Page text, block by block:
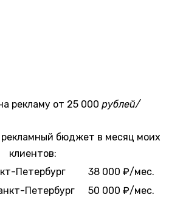
рекламу от 25 000 рублей/
бюджет в месяц моих
клиентов:
Петербург
38 000 ₽/мес.
Петербург
50 000 ₽/мес.